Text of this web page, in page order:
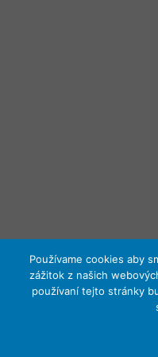
Používame cookies aby
zážitok z našich
používaní tejto stránky